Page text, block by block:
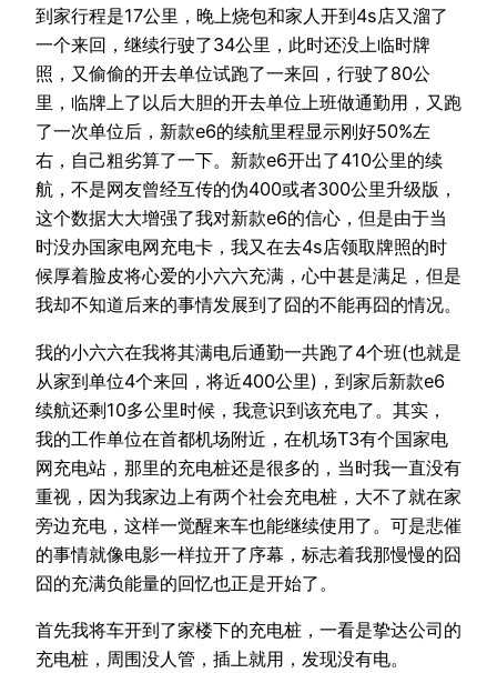
到家行程是17公里，晚上烧包和家人开到4s店又溜了
一个来回，继续行驶了34公里，此时还没上临时牌
照，又偷偷的开去单位试跑了一来回，行驶了80公
里，临牌上了以后大胆的开去单位上班做通勤用，又跑
了一次单位后，新款e6的续航里程显示刚好50%左
右，自己粗劣算了一下。新款e6开出了410公里的续
航，不是网友曾经互传的伪400或者300公里升级版，
这个数据大大增强了我对新款e6的信心，但是由于当
时没办国家电网充电卡，我又在去4s店领取牌照的时
候厚着脸皮将心爱的小六六充满，心中甚是满足，但是
我却不知道后来的事情发展到了囧的不能再囧的情况。
我的小六六在我将其满电后通勤一共跑了4个班(也就是
从家到单位4个来回，将近400公里)，到家后新款e6
续航还剩10多公里时候，我意识到该充电了。其实，
我的工作单位在首都机场附近，在机场T3有个国家电
网充电站，那里的充电桩还是很多的，当时我一直没有
重视，因为我家边上有两个社会充电桩，大不了就在家
旁边充电，这样一觉醒来车也能继续使用了。可是悲催
的事情就像电影一样拉开了序幕，标志着我那慢慢的囧
囧的充满负能量的回忆也正是开始了。
首先我将车开到了家楼下的充电桩，一看是挚达公司的
充电桩，周围没人管，插上就用，发现没有电。